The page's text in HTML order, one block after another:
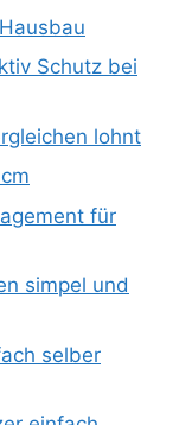
Schutz bei
lohnt
für
simpel und
selber